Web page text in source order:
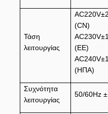
Τάση
λειτουργίας
(CN)
(ΕΕ)
(ΗΠΑ)
Συχνότητα
λειτουργίας
50/60Hz